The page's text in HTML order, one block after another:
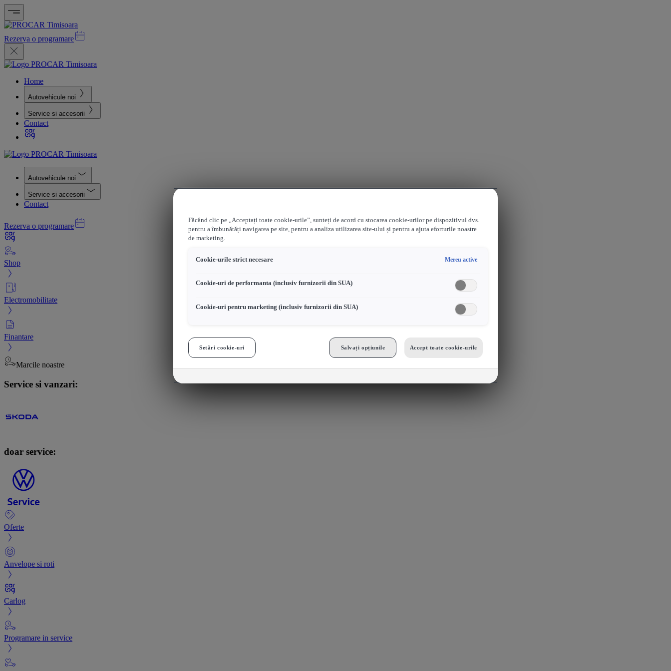
Rezerva o programare
Home
Autovehicule noi
Service si accesorii
Contact
Autovehicule noi
Service si accesorii
Contact
Rezerva o programare
Shop
Electromobilitate
Finantare
Marcile noastre
Service si vanzari:
doar service:
Oferte
Anvelope si roti
Carlog
Programare in service
Făcând clic pe „Acceptați toate cookie-urile”, sunteți de acord cu stocarea cookie-urilor pe dispozitivul dvs.
pentru a îmbunătăți navigarea pe site, pentru a analiza utilizarea site-ului și pentru a ajuta eforturile noastre
de marketing.
Cookie-urile strict necesare Mereu active
Cookie-uri de performanta (inclusiv furnizorii din SUA)
Cookie-uri pentru marketing (inclusiv furnizorii din SUA)
Setări cookie-uri Salvați opțiunile Accept toate cookie-urile